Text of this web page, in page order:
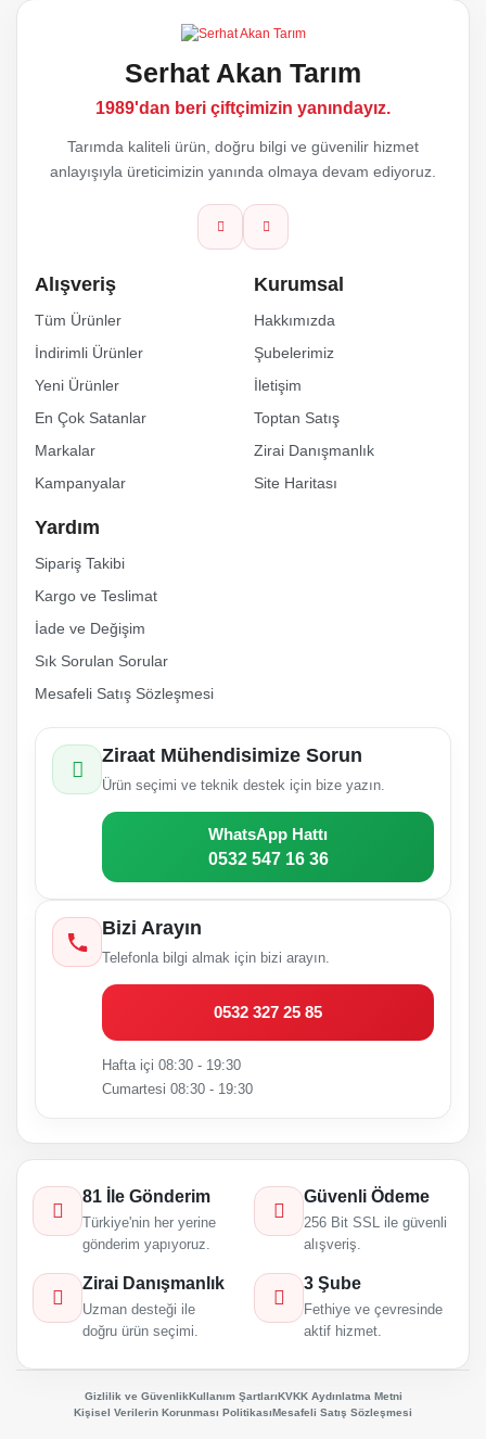
Yorum Yaz
Görüş ve önerileriniz için teşekkür ederiz.
Ürün resmi kalitesiz, bozuk veya görüntülenemiyor.
Ürün açıklamasında eksik bilgiler bulunuyor.
Bu ürüne benzer farklı alternatifler olmalı.
Gönder
Serhat Akan Tarım
1989'dan beri çiftçimizin yanındayız.
Tarımda kaliteli ürün, doğru bilgi ve güvenilir hizmet
anlayışıyla üreticimizin yanında olmaya devam ediyoruz.
Alışveriş
Tüm Ürünler
İndirimli Ürünler
Yeni Ürünler
En Çok Satanlar
Markalar
Kampanyalar
Kurumsal
Hakkımızda
Şubelerimiz
İletişim
Toptan Satış
Zirai Danışmanlık
Site Haritası
Yardım
Sipariş Takibi
Kargo ve Teslimat
İade ve Değişim
Sık Sorulan Sorular
Mesafeli Satış Sözleşmesi
Ziraat Mühendisimize Sorun
Ürün seçimi ve teknik destek için bize yazın.
WhatsApp Hattı
0532 547 16 36
Bizi Arayın
Telefonla bilgi almak için bizi arayın.
0532 327 25 85
Hafta içi 08:30 - 19:30
Cumartesi 08:30 - 19:30
81 İle Gönderim
Türkiye'nin her yerine
gönderim yapıyoruz.
Güvenli Ödeme
256 Bit SSL ile güvenli
alışveriş.
Zirai Danışmanlık
Uzman desteği ile
doğru ürün seçimi.
3 Şube
Fethiye ve çevresinde
aktif hizmet.
Gizlilik ve GüvenlikKullanım ŞartlarıKVKK Aydınlatma Metni
Kişisel Verilerin Korunması PolitikasıMesafeli Satış Sözleşmesi